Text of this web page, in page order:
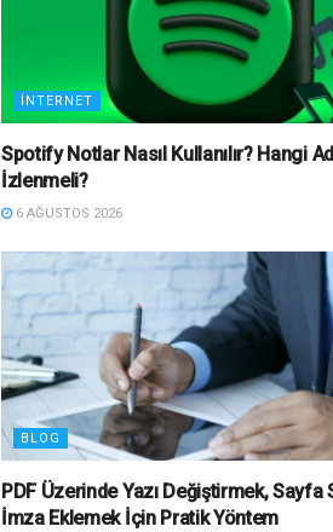
İNTERNET
Spotify Notlar Nasıl Kullanılır? Hangi
İzlenmeli?
6 AĞUSTOS 2026
BLOG
PDF Üzerinde Yazı Değiştirmek, Sayfa
İmza Eklemek İçin Pratik Yöntem